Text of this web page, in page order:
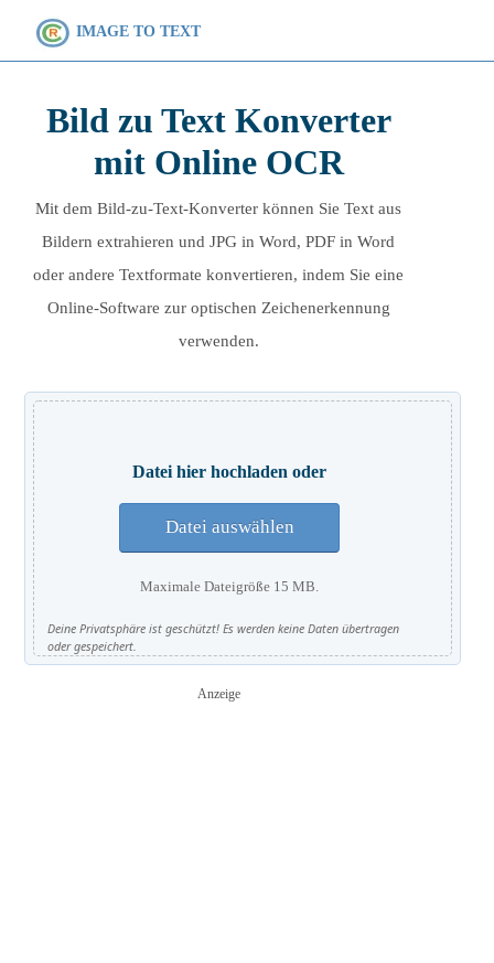
IMAGE TO TEXT
Bild zu Text Konverter
mit Online OCR
Mit dem Bild-zu-Text-Konverter können Sie Text aus
Bildern extrahieren und JPG in Word, PDF in Word
oder andere Textformate konvertieren, indem Sie eine
Online-Software zur optischen Zeichenerkennung
verwenden.
Datei hier hochladen oder
Datei auswählen
Maximale Dateigröße 15 MB.
Deine Privatsphäre ist geschützt! Es werden keine Daten übertragen
oder gespeichert.
Anzeige